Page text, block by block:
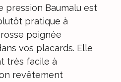
pression Baumalu est
pratique à
poignée
vos placards. Elle
très facile à
revêtement